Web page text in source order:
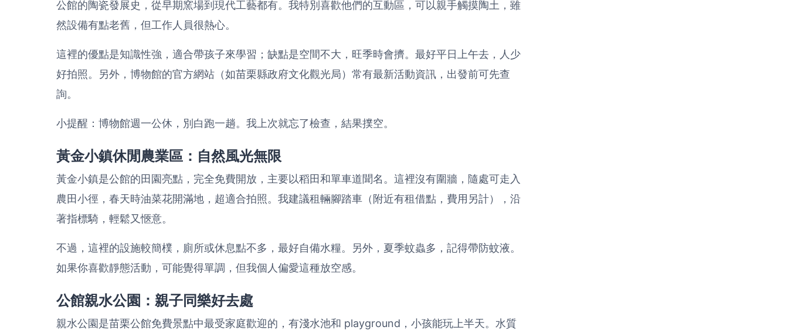
公館的陶瓷發展史，從早期窯場到現代工藝都有。我特別喜歡他們的互動區，可以親手觸摸陶土，雖
然設備有點老舊，但工作人員很熱心。
這裡的優點是知識性強，適合帶孩子來學習；缺點是空間不大，旺季時會擠。最好平日上午去，人少
好拍照。另外，博物館的官方網站（如苗栗縣政府文化觀光局）常有最新活動資訊，出發前可先查
詢。
小提醒：博物館週一公休，別白跑一趟。我上次就忘了檢查，結果撲空。
黃金小鎮休閒農業區：自然風光無限
黃金小鎮是公館的田園亮點，完全免費開放，主要以稻田和單車道聞名。這裡沒有圍牆，隨處可走入
農田小徑，春天時油菜花開滿地，超適合拍照。我建議租輛腳踏車（附近有租借點，費用另計），沿
著指標騎，輕鬆又愜意。
不過，這裡的設施較簡樸，廁所或休息點不多，最好自備水糧。另外，夏季蚊蟲多，記得帶防蚊液。
如果你喜歡靜態活動，可能覺得單調，但我個人偏愛這種放空感。
公館親水公園：親子同樂好去處
親水公園是苗栗公館免費景點中最受家庭歡迎的，有淺水池和 playground，小孩能玩上半天。水質